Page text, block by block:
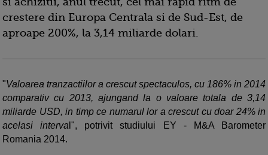
crestere din Europa Centrala si de Sud-Est, de
aproape 200%, la 3,14 miliarde dolari.
"Valoarea tranzactiilor a crescut spectaculos, cu 186% in 2014
comparativ cu 2013, ajungand la o valoare totala de 3,14
miliarde USD, in timp ce numarul lor a crescut cu doar 24% in
acelasi interva l", potrivit studiului EY - M&A Barometer
Romania 2014.